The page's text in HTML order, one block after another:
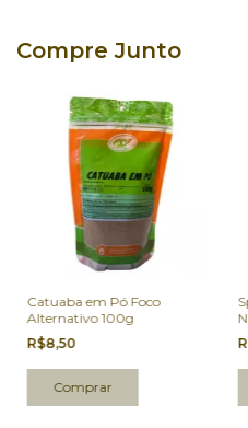
Compre Junto
Catuaba em Pó Foco
Alternativo 100g
R$8,50